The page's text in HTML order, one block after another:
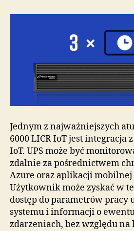
Jednym z najważniejszych
6000 LICR IoT jest integracja
IoT. UPS może być
zdalnie za pośrednictwem
Azure oraz aplikacji
Użytkownik może zyskać w
dostęp do parametrów pracy
systemu i informacji o
zdarzeniach, bez względu na